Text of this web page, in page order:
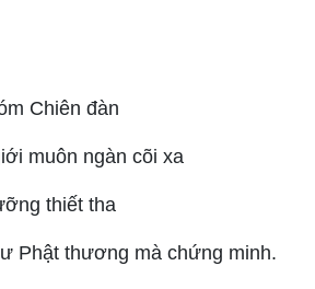
Chiên đàn
muôn ngàn cõi xa
thiết tha
Phật thương mà chứng minh.